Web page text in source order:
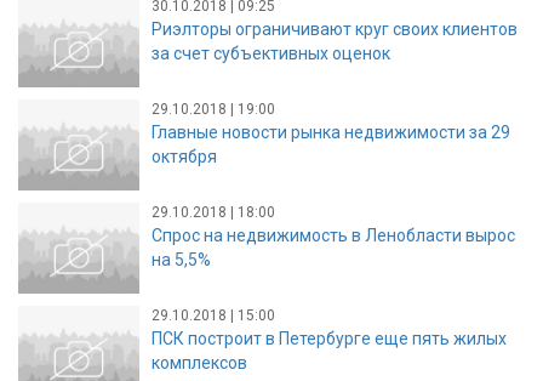
30.10.2018 | 09:25
Риэлторы ограничивают круг своих клиентов
за счет субъективных оценок
29.10.2018 | 19:00
Главные новости рынка недвижимости за 29
октября
29.10.2018 | 18:00
Спрос на недвижимость в Ленобласти вырос
на 5,5%
29.10.2018 | 15:00
ПСК построит в Петербурге еще пять жилых
комплексов